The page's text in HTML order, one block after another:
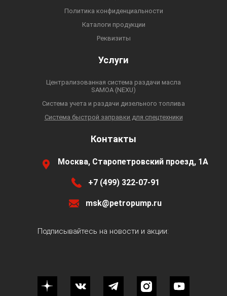
Политика конфиденциальности
Каталоги продукции
Реквизиты
Услуги
Централизованная система раздачи масла
SAMOA (NEXU)
Система учета и раздачи дизельного топлива
Система быстрой заправки для спецтехники
Контакты
Москва, Старопетровский проезд, 1А
+7 (499) 322-07-91
msk@petropump.ru
Подписывайтесь на новости и акции: